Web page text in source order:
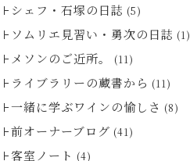
シェフ・石塚の日誌 (5)
ソムリエ見習い・勇次の日誌 (1)
メソンのご近所。 (11)
ライブラリーの蔵書から (11)
一緒に学ぶワインの愉しさ (8)
前オーナーブログ (41)
客室ノート (4)